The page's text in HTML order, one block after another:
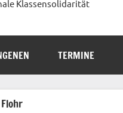
Klassensolidarität
TERMINE